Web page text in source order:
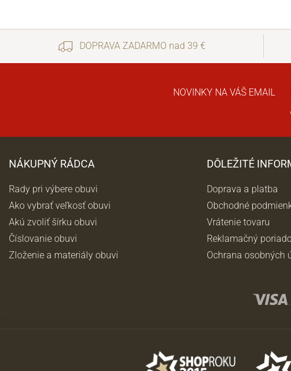
DOPRAVA ZADARMO nad 39 €
NOVINKY NA VÁŠ EMAIL
NÁKUPNÝ RÁDCA
Rady pri výbere obuvi
Ako vybrať veľkosť obuvi
Akú zvoliť šírku obuvi
Číslovanie obuvi
Zloženie a materiály obuvi
DÔLEŽITÉ
Doprava a platba
Obchodné
Vrátenie tovaru
Reklamačný
Ochrana osobných